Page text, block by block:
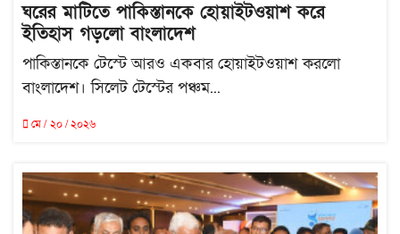
ঘরের মাটিতে পাকিস্তানকে হোয়াইটওয়াশ করে
ইতিহাস গড়লো বাংলাদেশ
পাকিস্তানকে টেস্টে আরও একবার হোয়াইটওয়াশ করলো
বাংলাদেশ। সিলেট টেস্টের পঞ্চম...
মে / ২০ / ২০২৬